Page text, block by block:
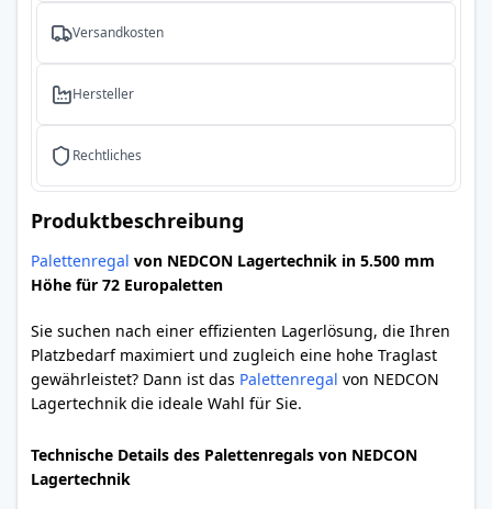
Versandkosten
Hersteller
Rechtliches
Produktbeschreibung
Palettenregal von NEDCON Lagertechnik in 5.500 mm
Höhe für 72 Europaletten
Sie suchen nach einer effizienten Lagerlösung, die Ihren
Platzbedarf maximiert und zugleich eine hohe Traglast
gewährleistet? Dann ist das Palettenregal von NEDCON
Lagertechnik die ideale Wahl für Sie.
Technische Details des Palettenregals von NEDCON
Lagertechnik